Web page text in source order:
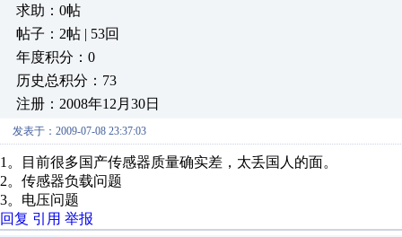
求助：0帖
帖子：2帖 | 53回
年度积分：0
历史总积分：73
注册：2008年12月30日
发表于：2009-07-08 23:37:03
1。目前很多国产传感器质量确实差，太丢国人的面。
2。传感器负载问题
3。电压问题
回复 引用 举报